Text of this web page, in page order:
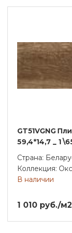
GT51VGNG
59,4*14,7 _ 1
Страна:
Коллекция:
В наличии
1 010 руб./м2